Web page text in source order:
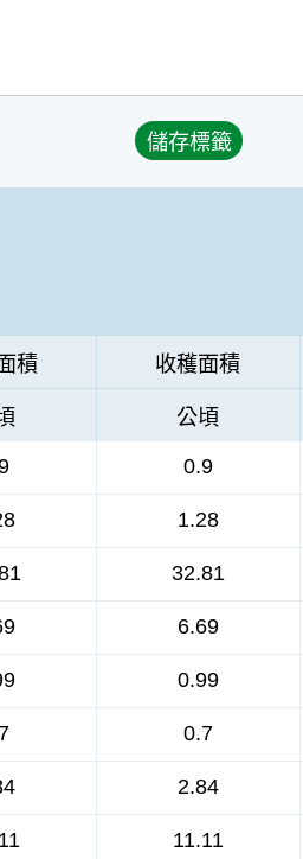
積 收穫面積
公頃
0.9
1.28
32.81
6.69
0.99
0.7
2.84
11.11